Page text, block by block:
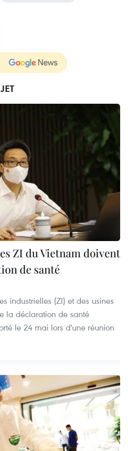
ZI du Vietnam doivent
de santé
industrielles (ZI) et des usines
la déclaration de santé
le 24 mai lors d'une réunion